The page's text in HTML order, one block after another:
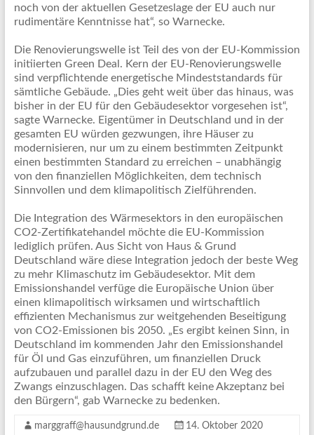
noch von der aktuellen Gesetzeslage der EU auch nur
rudimentäre Kenntnisse hat“, so Warnecke.
Die Renovierungswelle ist Teil des von der EU-Kommission
initiierten Green Deal. Kern der EU-Renovierungswelle
sind verpflichtende energetische Mindeststandards für
sämtliche Gebäude. „Dies geht weit über das hinaus, was
bisher in der EU für den Gebäudesektor vorgesehen ist“,
sagte Warnecke. Eigentümer in Deutschland und in der
gesamten EU würden gezwungen, ihre Häuser zu
modernisieren, nur um zu einem bestimmten Zeitpunkt
einen bestimmten Standard zu erreichen – unabhängig
von den finanziellen Möglichkeiten, dem technisch
Sinnvollen und dem klimapolitisch Zielführenden.
Die Integration des Wärmesektors in den europäischen
CO2-Zertifikatehandel möchte die EU-Kommission
lediglich prüfen. Aus Sicht von Haus & Grund
Deutschland wäre diese Integration jedoch der beste Weg
zu mehr Klimaschutz im Gebäudesektor. Mit dem
Emissionshandel verfüge die Europäische Union über
einen klimapolitisch wirksamen und wirtschaftlich
effizienten Mechanismus zur weitgehenden Beseitigung
von CO2-Emissionen bis 2050. „Es ergibt keinen Sinn, in
Deutschland im kommenden Jahr den Emissionshandel
für Öl und Gas einzuführen, um finanziellen Druck
aufzubauen und parallel dazu in der EU den Weg des
Zwangs einzuschlagen. Das schafft keine Akzeptanz bei
den Bürgern“, gab Warnecke zu bedenken.
marggraff@hausundgrund.de 14. Oktober 2020